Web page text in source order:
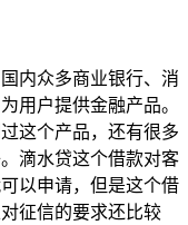
内众多商业银行、消
用户提供金融产品。
这个产品，还有很多
滴水贷这个借款对客
以申请，但是这个借
征信的要求还比较